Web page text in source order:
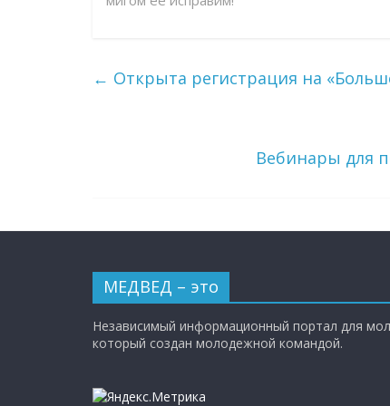
← Открыта регистрация на
Вебинары для
МЕДВЕД – это
Независимый информационный портал для
который создан молодежной командой.